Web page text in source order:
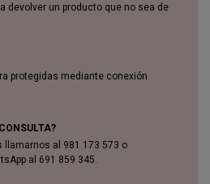
devolver un producto que no sea de
protegidas mediante conexión
llamarnos al 981 173 573 o
al 691 859 345.